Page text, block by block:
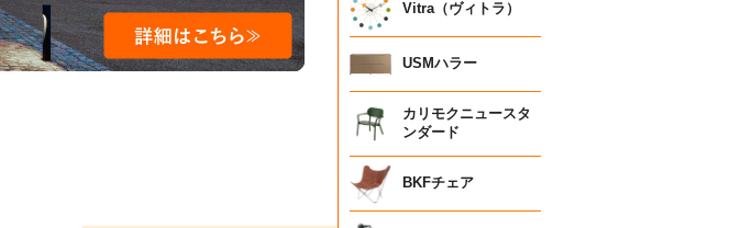
Vitra（ヴィトラ）
USMハラー
カリモクニュースタ
ンダード
BKFチェア